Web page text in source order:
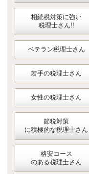
相続税対策に強い
税理士さん!!
ベテラン税理士さん
若手の税理士さん
女性の税理士さん
節税対策
に積極的な税理士さん
格安コース
のある税理士さん